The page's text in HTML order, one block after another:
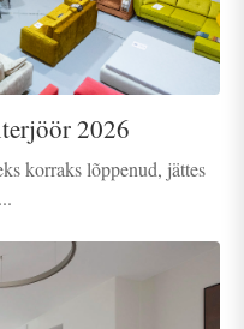
2026
korraks lõppenud, jättes